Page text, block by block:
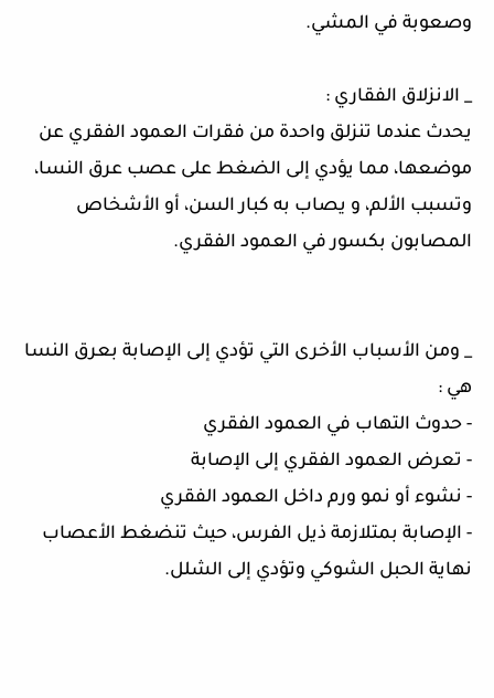
وصعوبة في المشي.
_ الانزلاق الفقاري :
يحدث عندما تنزلق واحدة من فقرات العمود الفقري عن
موضعها، مما يؤدي إلى الضغط على عصب عرق النسا،
وتسبب الألم، و يصاب به كبار السن، أو الأشخاص
المصابون بكسور في العمود الفقري.
_ ومن الأسباب الأخرى التي تؤدي إلى الإصابة بعرق النسا
هي :
- حدوث التهاب في العمود الفقري
- تعرض العمود الفقري إلى الإصابة
- نشوء أو نمو ورم داخل العمود الفقري
- الإصابة بمتلازمة ذيل الفرس، حيث تنضغط الأعصاب
نهاية الحبل الشوكي وتؤدي إلى الشلل.